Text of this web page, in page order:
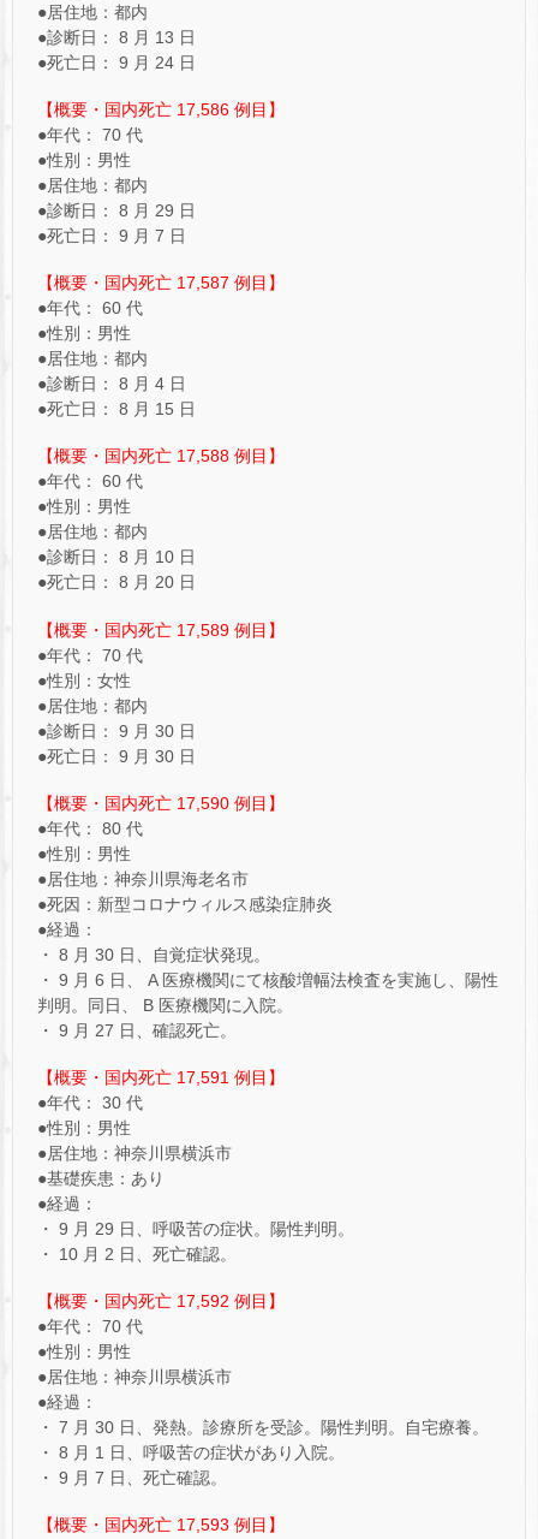
●居住地：都内
●診断日： 8 月 13 日
●死亡日： 9 月 24 日
【概要・国内死亡 17,586 例目】
●年代： 70 代
●性別：男性
●居住地：都内
●診断日： 8 月 29 日
●死亡日： 9 月 7 日
【概要・国内死亡 17,587 例目】
●年代： 60 代
●性別：男性
●居住地：都内
●診断日： 8 月 4 日
●死亡日： 8 月 15 日
【概要・国内死亡 17,588 例目】
●年代： 60 代
●性別：男性
●居住地：都内
●診断日： 8 月 10 日
●死亡日： 8 月 20 日
【概要・国内死亡 17,589 例目】
●年代： 70 代
●性別：女性
●居住地：都内
●診断日： 9 月 30 日
●死亡日： 9 月 30 日
【概要・国内死亡 17,590 例目】
●年代： 80 代
●性別：男性
●居住地：神奈川県海老名市
●死因：新型コロナウィルス感染症肺炎
●経過：
・ 8 月 30 日、自覚症状発現。
・ 9 月 6 日、 A 医療機関にて核酸増幅法検査を実施し、陽性
判明。同日、 B 医療機関に入院。
・ 9 月 27 日、確認死亡。
【概要・国内死亡 17,591 例目】
●年代： 30 代
●性別：男性
●居住地：神奈川県横浜市
●基礎疾患：あり
●経過：
・ 9 月 29 日、呼吸苦の症状。陽性判明。
・ 10 月 2 日、死亡確認。
【概要・国内死亡 17,592 例目】
●年代： 70 代
●性別：男性
●居住地：神奈川県横浜市
●経過：
・ 7 月 30 日、発熱。診療所を受診。陽性判明。自宅療養。
・ 8 月 1 日、呼吸苦の症状があり入院。
・ 9 月 7 日、死亡確認。
【概要・国内死亡 17,593 例目】